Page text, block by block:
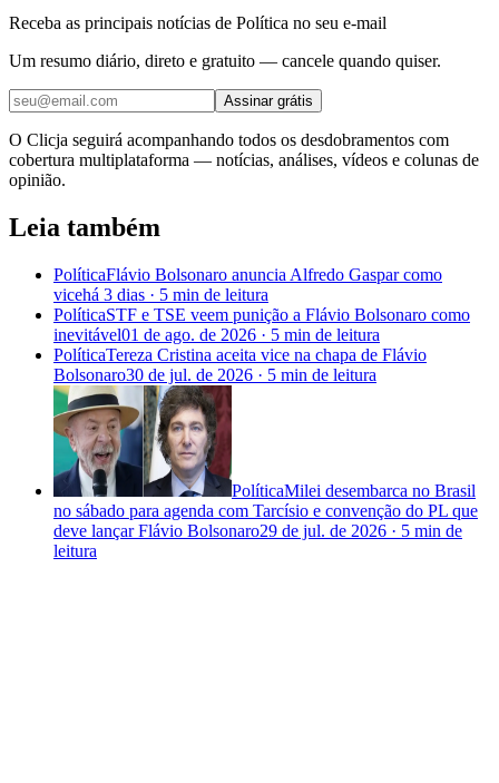
Receba as principais notícias de Política no seu e-mail
Um resumo diário, direto e gratuito — cancele quando quiser.
Assinar grátis
O Clicja seguirá acompanhando todos os desdobramentos com
cobertura multiplataforma — notícias, análises, vídeos e colunas de
opinião.
Leia também
PolíticaFlávio Bolsonaro anuncia Alfredo Gaspar como
vicehá 3 dias · 5 min de leitura
PolíticaSTF e TSE veem punição a Flávio Bolsonaro como
inevitável01 de ago. de 2026 · 5 min de leitura
PolíticaTereza Cristina aceita vice na chapa de Flávio
Bolsonaro30 de jul. de 2026 · 5 min de leitura
PolíticaMilei desembarca no Brasil
no sábado para agenda com Tarcísio e convenção do PL que
deve lançar Flávio Bolsonaro29 de jul. de 2026 · 5 min de
leitura